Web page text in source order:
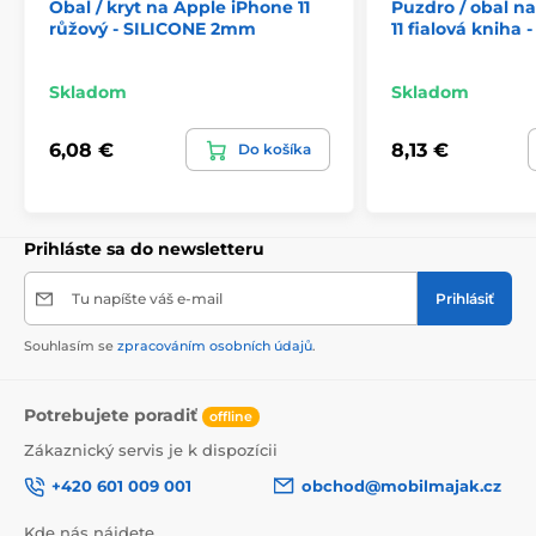
Obal / kryt na Apple iPhone 11
růžový - SILICONE 2mm
Skladom
6,08 € Do košíka
Puzdro / obal
11 fialová kniha
Skladom
8,13 €
Prihláste sa do newsletteru
Tu napíšte váš e-mail Prihlásiť
Souhlasím se zpracováním osobních údajů.
Potrebujete poradiť offline
Zákaznický servis je k dispozícii
+420 601 009 001
obchod@mobilmajak.cz